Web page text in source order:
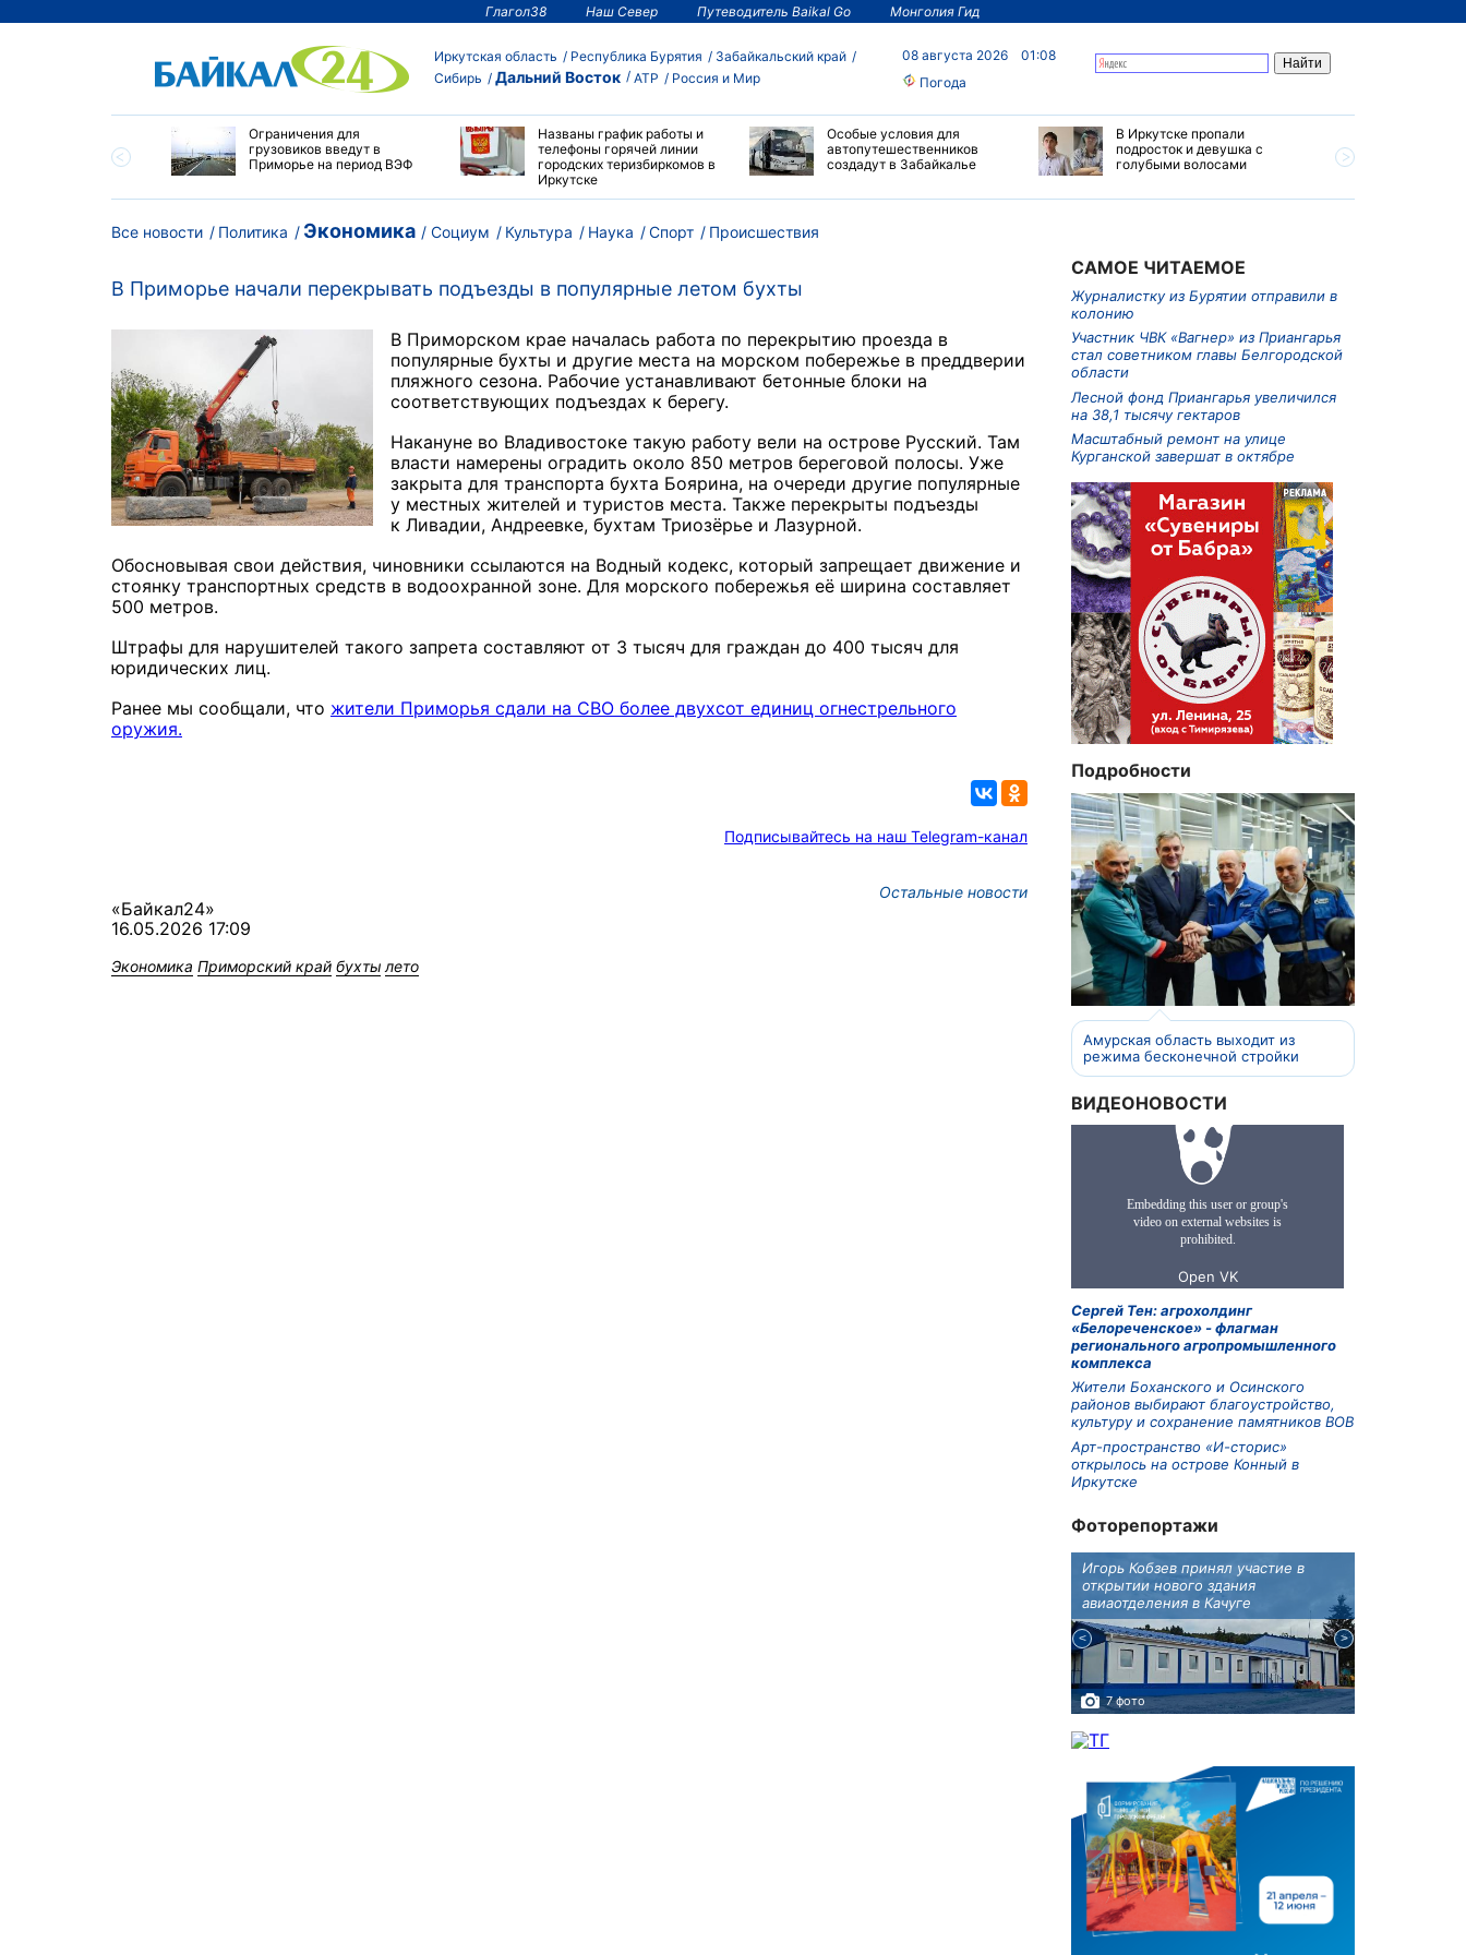
Глагол38 Наш Север Путеводитель Baikal Go Монголия Гид
Иркутская область Республика Бурятия
Забайкальский край
Сибирь
Дальний Восток АТР Россия и Мир
08 августа 2026
01:08
Погода
по управлению
Ограничения для
грузовиков введут в
Приморье на период ВЭФ
Названы график работы и
телефоны горячей линии
городских теризбиркомов в
Иркутске
Особые условия для
автопутешественников
создадут в Забайкалье
В Иркутске пропали
подросток и девушка с
голубыми волосами
Все новости Политика Экономика Социум Культура Наука Спорт Происшествия
В Приморье начали перекрывать подъезды в популярные летом бухты
В Приморском крае началась работа по перекрытию проезда в
популярные бухты и другие места на морском побережье в преддверии
пляжного сезона. Рабочие устанавливают бетонные блоки на
соответствующих подъездах к берегу.
Накануне во Владивостоке такую работу вели на острове Русский. Там
власти намерены оградить около 850 метров береговой полосы. Уже
закрыта для транспорта бухта Боярина, на очереди другие популярные
у местных жителей и туристов места. Также перекрыты подъезды
к Ливадии, Андреевке, бухтам Триозёрье и Лазурной.
Обосновывая свои действия, чиновники ссылаются на Водный кодекс, который запрещает движение и
стоянку транспортных средств в водоохранной зоне. Для морского побережья её ширина составляет
500 метров.
Штрафы для нарушителей такого запрета составляют от 3 тысяч для граждан до 400 тысяч для
юридических лиц.
Ранее мы сообщали, что жители Приморья сдали на СВО более двухсот единиц огнестрельного
оружия.
Подписывайтесь на наш Telegram-канал
Остальные новости
«Байкал24»
16.05.2026 17:09
Экономика Приморский край бухты лето
САМОЕ ЧИТАЕМОЕ
Журналистку из Бурятии отправили в
колонию
Участник ЧВК «Вагнер» из Приангарья
стал советником главы Белгородской
области
Лесной фонд Приангарья увеличился
на 38,1 тысячу гектаров
Масштабный ремонт на улице
Курганской завершат в октябре
Подробности
Амурская область выходит из
режима бесконечной стройки
ВИДЕОНОВОСТИ
Сергей Тен: агрохолдинг
«Белореченское» - флагман
регионального агропромышленного
комплекса
Жители Боханского и Осинского
районов выбирают благоустройство,
культуру и сохранение памятников ВОВ
Арт-пространство «И-сторис»
открылось на острове Конный в
Иркутске
Фоторепортажи
Игорь Кобзев принял участие в
открытии нового здания
авиаотделения в Качуге
7 фото